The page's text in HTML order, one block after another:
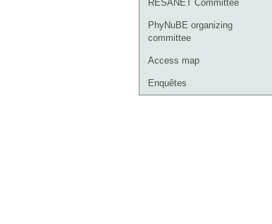
RESANET Committee
PhyNuBE organizing
committee
Access map
Enquêtes